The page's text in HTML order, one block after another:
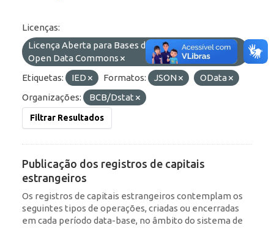
Licenças:
Licença Aberta para Bases de Dados (ODbL) do
Open Data Commons
Etiquetas:
IED Formatos: JSON
OData
Organizações:
BCB/Dstat
Filtrar Resultados
Publicação dos registros de capitais
estrangeiros
Os registros de capitais estrangeiros contemplam os
seguintes tipos de operações, criadas ou encerradas
em cada período data-base, no âmbito do sistema de